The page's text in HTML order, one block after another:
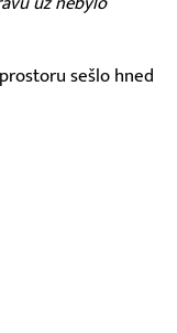
sešlo hned